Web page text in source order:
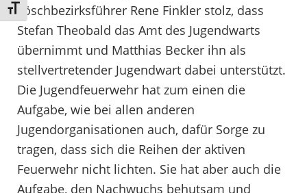
Schrift vergrößern
Löschbezirksführer Rene Finkler stolz, dass
Stefan Theobald das Amt des Jugendwarts
übernimmt und Matthias Becker ihn als
stellvertretender Jugendwart dabei unterstützt.
Die Jugendfeuerwehr hat zum einen die
Aufgabe, wie bei allen anderen
Jugendorganisationen auch, dafür Sorge zu
tragen, dass sich die Reihen der aktiven
Feuerwehr nicht lichten. Sie hat aber auch die
Aufgabe, den Nachwuchs behutsam und